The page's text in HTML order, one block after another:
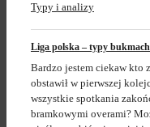
Typy i analizy
Liga polska – typy
Bardzo jestem ciekaw kto
obstawił w pierwszej
wszystkie spotkania
bramkowymi overami?